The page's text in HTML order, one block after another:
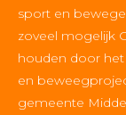
sport en
zoveel mogelijk
houden door
en
gemeente